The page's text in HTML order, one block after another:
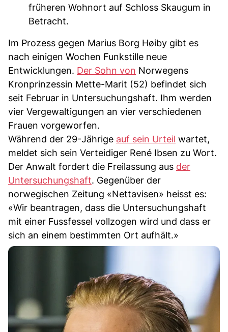
früheren Wohnort auf Schloss Skaugum in
Betracht.
Im Prozess gegen Marius Borg Høiby gibt es
nach einigen Wochen Funkstille neue
Entwicklungen. Der Sohn von Norwegens
Kronprinzessin Mette-Marit (52) befindet sich
seit Februar in Untersuchungshaft. Ihm werden
vier Vergewaltigungen an vier verschiedenen
Frauen vorgeworfen.
Während der 29-Jährige auf sein Urteil wartet,
meldet sich sein Verteidiger René Ibsen zu Wort.
Der Anwalt fordert die Freilassung aus der
Untersuchungshaft. Gegenüber der
norwegischen Zeitung «Nettavisen» heisst es:
«Wir beantragen, dass die Untersuchungshaft
mit einer Fussfessel vollzogen wird und dass er
sich an einem bestimmten Ort aufhält.»